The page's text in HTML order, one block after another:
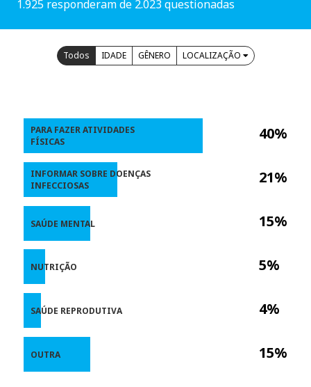
1.925 responderam de 2.023 questionadas
Todos IDADE GÊNERO LOCALIZAÇÃO
40%
21%
15%
5%
4%
15%
PARA FAZER ATIVIDADES
FÍSICAS
INFORMAR SOBRE DOENÇAS
INFECCIOSAS
SAÚDE MENTAL
NUTRIÇÃO
SAÚDE REPRODUTIVA
OUTRA